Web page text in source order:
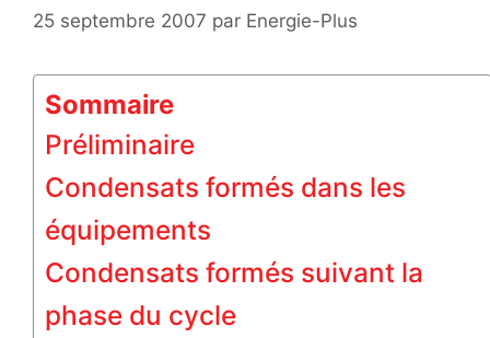
25 septembre 2007 par Energie-Plus
Sommaire
Préliminaire
Condensats formés dans les
équipements
Condensats formés suivant la
phase du cycle